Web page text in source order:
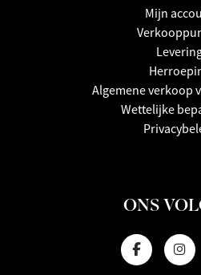
Mijn
Algemene verkoop
Wettelijke
ONS